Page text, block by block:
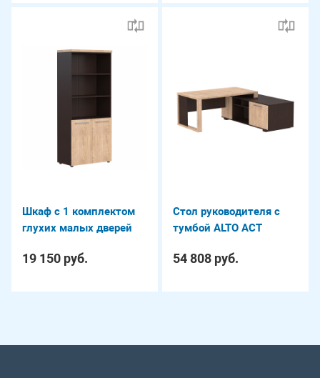
Шкаф с 1 комплектом
глухих малых дверей
19 150 руб.
Стол руководителя с
тумбой ALTO ACT
54 808 руб.